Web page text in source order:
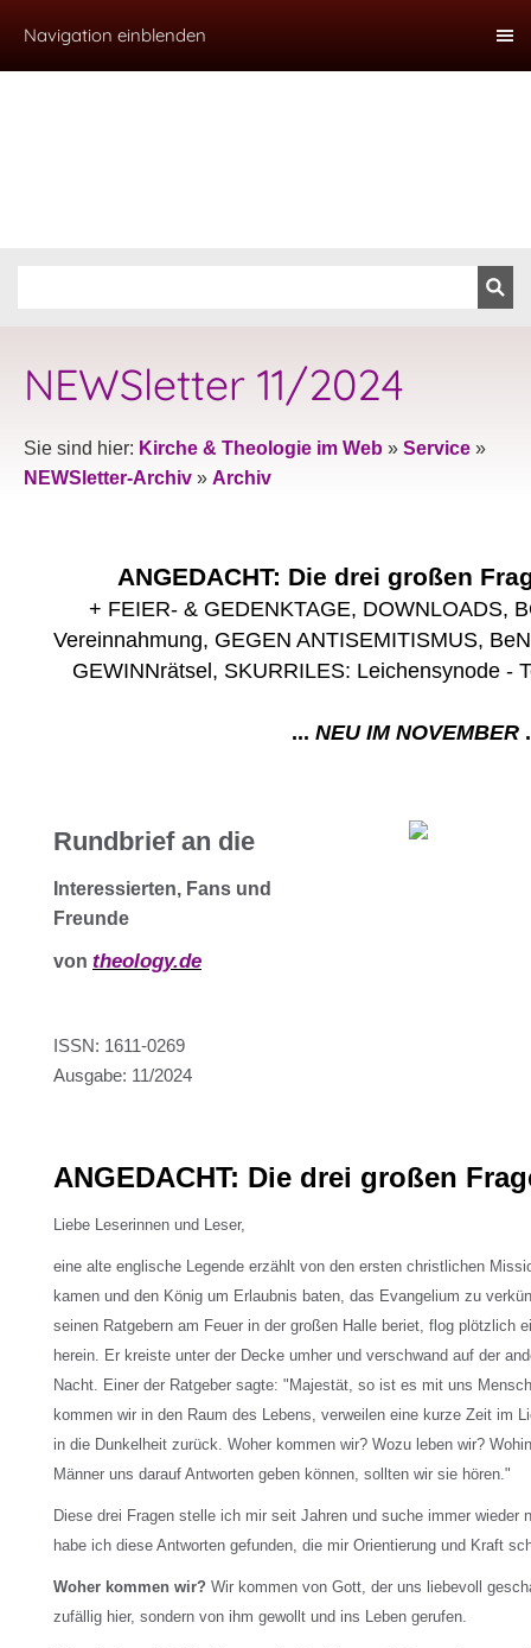
Navigation einblenden
NEWSletter 11/2024
Sie sind hier: Kirche & Theologie im Web » Service »
NEWSletter-Archiv » Archiv
ANGEDACHT: Die drei großen
+ FEIER- & GEDENKTAGE, DOWNLOADS,
Vereinnahmung, GEGEN ANTISEMITISMUS,
GEWINNrätsel, SKURRILES: Leichensynode -
... NEU IM NOVEMBER
Rundbrief an die
Interessierten, Fans und
Freunde
von theology.de
ISSN: 1611-0269
Ausgabe: 11/2024
ANGEDACHT: Die drei großen
Liebe Leserinnen und Leser,
eine alte englische Legende erzählt von den ersten christlichen
kamen und den König um Erlaubnis baten, das Evangelium zu
seinen Ratgebern am Feuer in der großen Halle beriet, flog plötzlich
herein. Er kreiste unter der Decke umher und verschwand auf der
Nacht. Einer der Ratgeber sagte: "Majestät, so ist es mit uns
kommen wir in den Raum des Lebens, verweilen eine kurze Zeit im
in die Dunkelheit zurück. Woher kommen wir? Wozu leben wir?
Männer uns darauf Antworten geben können, sollten wir sie hören."
Diese drei Fragen stelle ich mir seit Jahren und suche immer wieder
habe ich diese Antworten gefunden, die mir Orientierung und Kraft
Woher kommen wir? Wir kommen von Gott, der uns liebevoll
zufällig hier, sondern von ihm gewollt und ins Leben gerufen.